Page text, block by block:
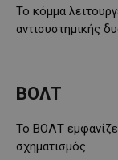
Το κόμμα
αντισυστημικής
ΒΟΛΤ
Το ΒΟΛΤ
σχηματισμός.